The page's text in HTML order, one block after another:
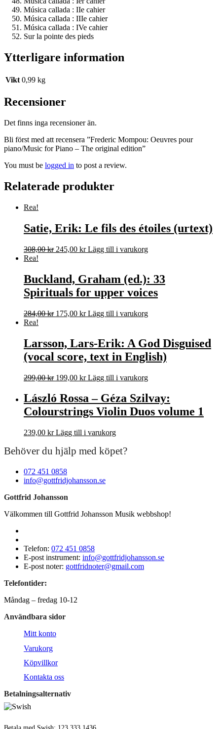
Música callada : IIe cahier
Música callada : IIIe cahier
Música callada : IVe cahier
Sur la pointe des pieds
Ytterligare information
Vikt 0,99 kg
Recensioner
Det finns inga recensioner än.
Bli först med att recensera ”Frederic Mompou: Oeuvres pour
piano/Music for Piano – The original edition”
You must be logged in to post a review.
Relaterade produkter
Rea!
Satie, Erik: Le fils des étoiles (urtext)
308,00kr Det
308,00 kr.
245,00 krDet
är:
245,00 kr.
Lägg till i varukorg
Rea!
Buckland, Graham (ed.): 33
Spirituals for upper voices
284,00kr Det
284,00 kr.
175,00 krDet
175,00 kr.
Lägg till i varukorg
Rea!
Larsson, Lars-Erik: A God Disguised
(vocal score, text in English)
299,00kr Det
priset
var:
299,00 kr.
199,00 krDet
priset
är:
199,00 kr.
Lägg till i varukorg
László Rossa – Géza Szilvay:
Colourstrings Violin Duos volume 1
239,00 kr Lägg till i varukorg
Behöver du hjälp med köpet?
072 451 0858
info@gottfridjohansson.se
Gottfrid Johansson
Välkommen till Gottfrid Johansson Musik webbshop!
Telefon: 072 451 0858
E-post instrument: info@gottfridjohansson.se
E-post noter: gottfridnoter@gmail.com
Telefontider:
Måndag – fredag 10-12
Användbara sidor
Mitt konto
Varukorg
Köpvillkor
Kontakta oss
Betalningsalternativ
Betala med Swish: 123 333 1436